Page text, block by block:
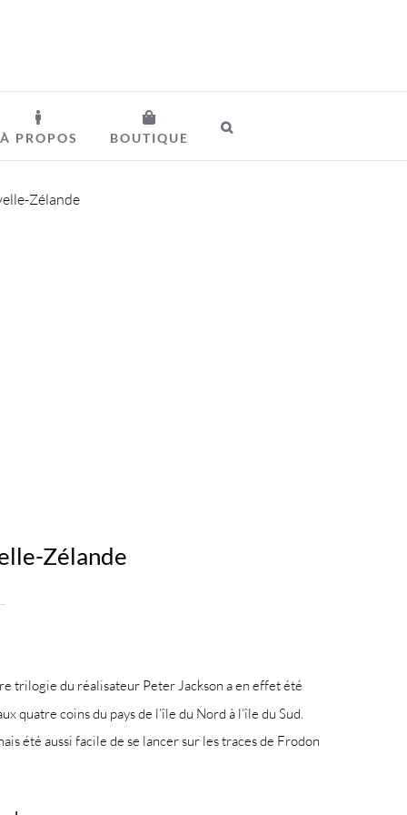
À PROPOS BOUTIQUE
Zélande
Zélande
trilogie du réalisateur Peter Jackson a en effet été
quatre coins du pays de l’île du Nord à l’île du Sud.
été aussi facile de se lancer sur les traces de Frodon